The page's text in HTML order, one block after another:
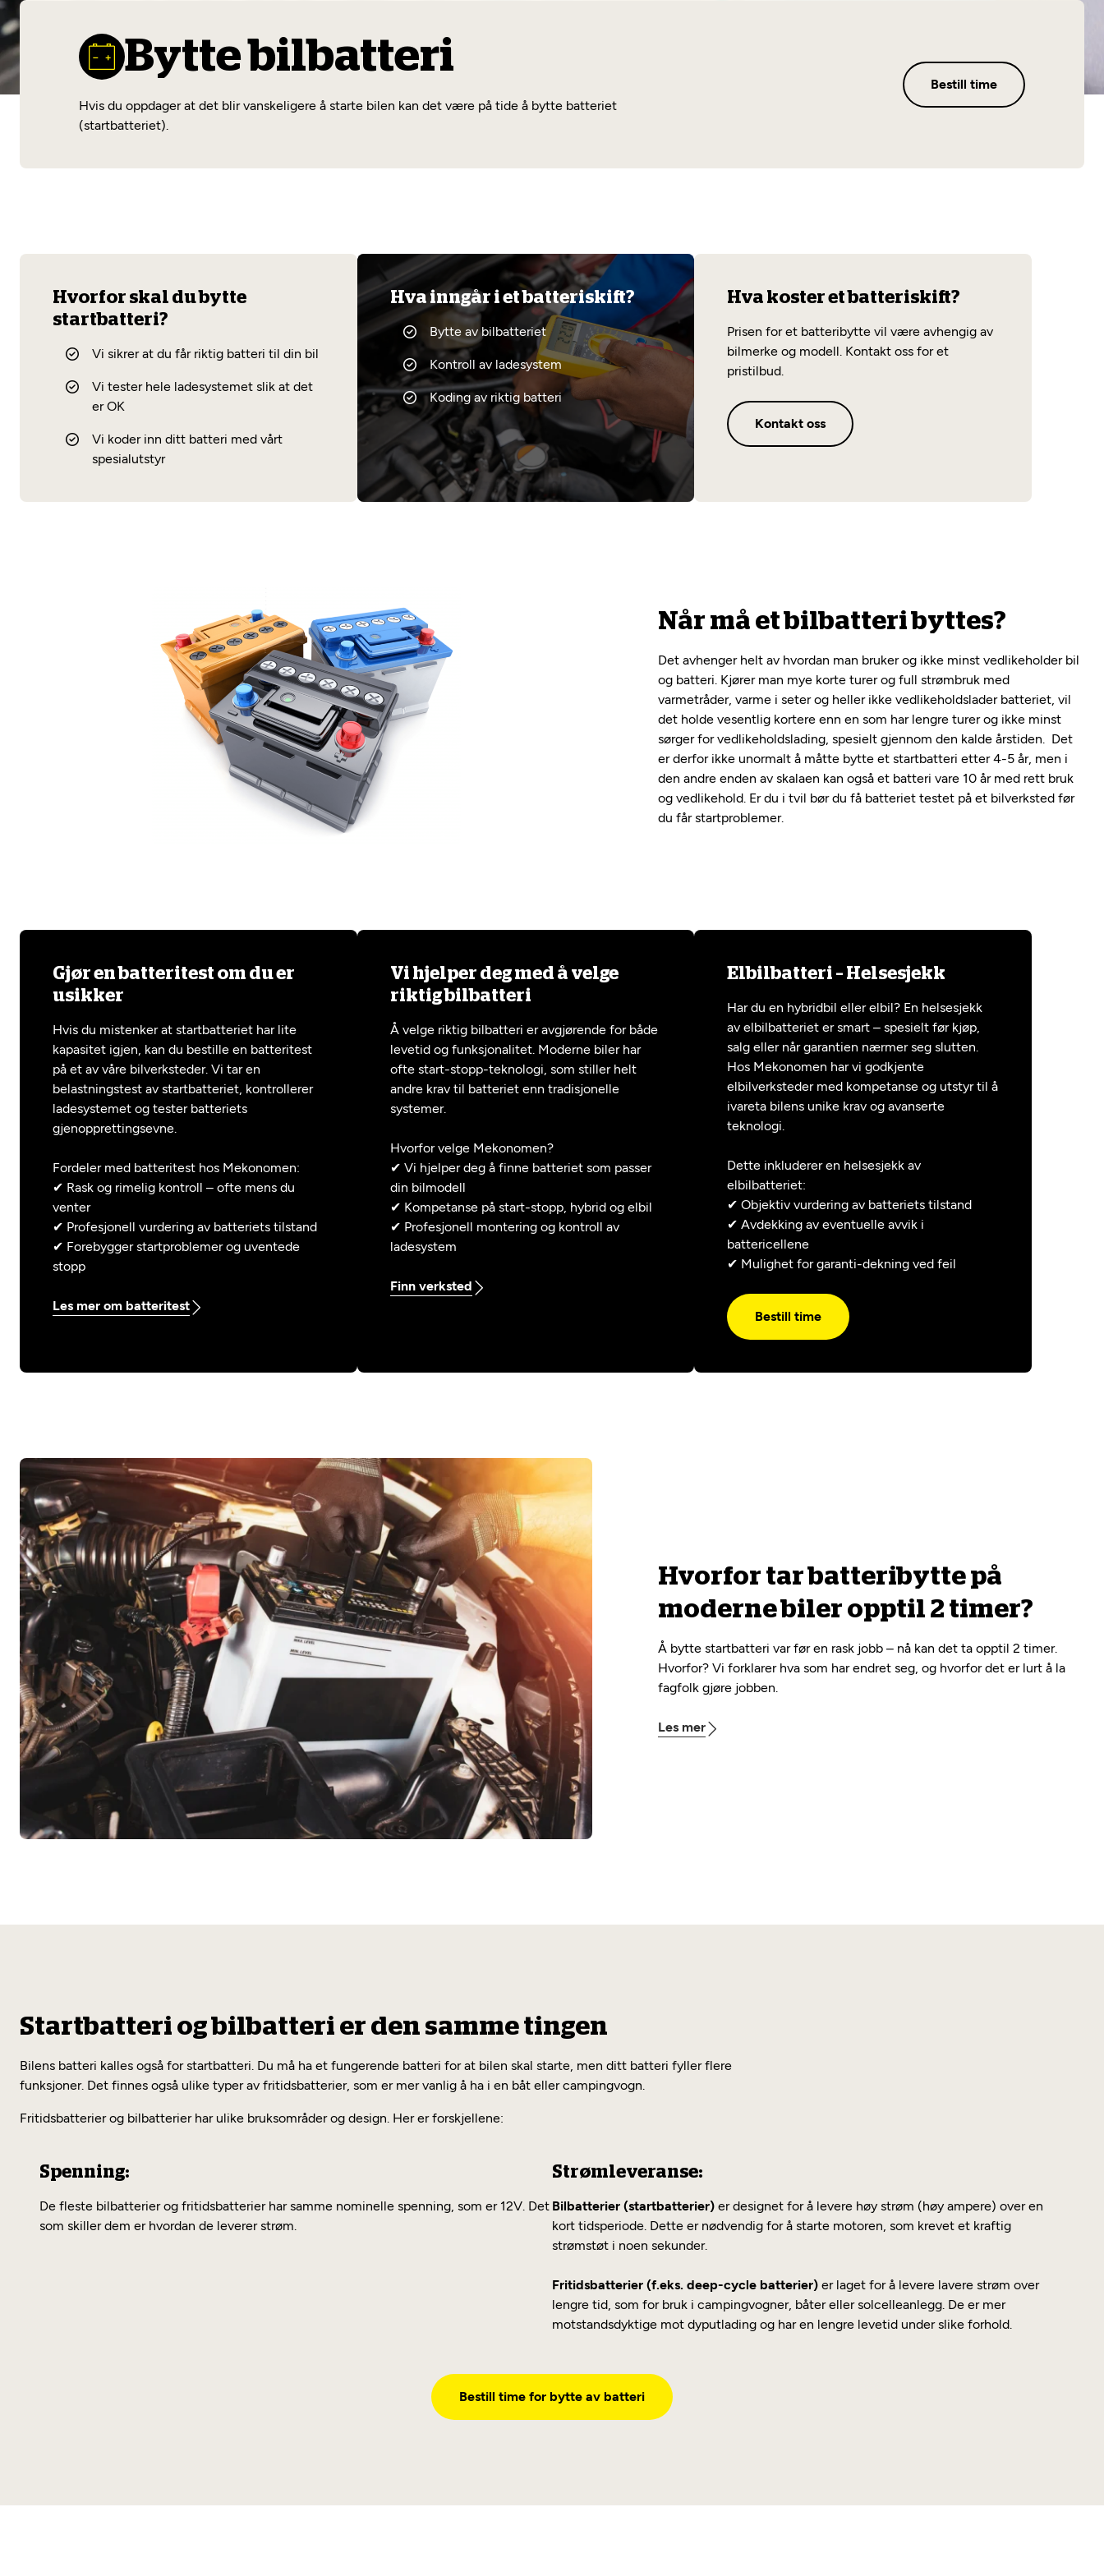
Bytte bilbatteri
Hvis du oppdager at det blir vanskeligere å starte bilen kan det være på tide å bytte batteriet
(startbatteriet).
Bestill time
Hvorfor skal du bytte
startbatteri?
Vi sikrer at du får riktig batteri til din bil
Vi tester hele ladesystemet slik at det
er OK
Vi koder inn ditt batteri med vårt
spesialutstyr
Hva inngår i et batteriskift?
Bytte av bilbatteriet
Kontroll av ladesystem
Koding av riktig batteri
Hva koster et batteriskift?
Prisen for et batteribytte vil være avhengig av
bilmerke og modell. Kontakt oss for et
pristilbud.
Kontakt oss
Når må et bilbatteri byttes?
Det avhenger helt av hvordan man bruker og ikke minst vedlikeholder bil
og batteri. Kjører man mye korte turer og full strømbruk med
varmetråder, varme i seter og heller ikke vedlikeholdslader batteriet, vil
det holde vesentlig kortere enn en som har lengre turer og ikke minst
sørger for vedlikeholdslading, spesielt gjennom den kalde årstiden. Det
er derfor ikke unormalt å måtte bytte et startbatteri etter 4-5 år, men i
den andre enden av skalaen kan også et batteri vare 10 år med rett bruk
og vedlikehold. Er du i tvil bør du få batteriet testet på et bilverksted før
du får startproblemer.
Gjør en batteritest om du er
usikker
Hvis du mistenker at startbatteriet har lite
kapasitet igjen, kan du bestille en batteritest
på et av våre bilverksteder. Vi tar en
belastningstest av startbatteriet, kontrollerer
ladesystemet og tester batteriets
gjenopprettingsevne.
Fordeler med batteritest hos Mekonomen:
✔ Rask og rimelig kontroll – ofte mens du
venter
✔ Profesjonell vurdering av batteriets tilstand
✔ Forebygger startproblemer og uventede
stopp
Les mer om batteritest
Vi hjelper deg med å velge
riktig bilbatteri
Å velge riktig bilbatteri er avgjørende for både
levetid og funksjonalitet. Moderne biler har
ofte start-stopp-teknologi, som stiller helt
andre krav til batteriet enn tradisjonelle
systemer.
Hvorfor velge Mekonomen?
✔ Vi hjelper deg å finne batteriet som passer
din bilmodell
✔ Kompetanse på start-stopp, hybrid og elbil
✔ Profesjonell montering og kontroll av
ladesystem
Finn verksted
Elbilbatteri – Helsesjekk
Har du en hybridbil eller elbil? En helsesjekk
av elbilbatteriet er smart – spesielt før kjøp,
salg eller når garantien nærmer seg slutten.
Hos Mekonomen har vi godkjente
elbilverksteder med kompetanse og utstyr til å
ivareta bilens unike krav og avanserte
teknologi.
Dette inkluderer en helsesjekk av
elbilbatteriet:
✔ Objektiv vurdering av batteriets tilstand
✔ Avdekking av eventuelle avvik i
battericellene
✔ Mulighet for garanti-dekning ved feil
Bestill time
Hvorfor tar batteribytte på
moderne biler opptil 2 timer?
Å bytte startbatteri var før en rask jobb – nå kan det ta opptil 2 timer.
Hvorfor? Vi forklarer hva som har endret seg, og hvorfor det er lurt å la
fagfolk gjøre jobben.
Les mer
Startbatteri og bilbatteri er den samme tingen
Bilens batteri kalles også for startbatteri. Du må ha et fungerende batteri for at bilen skal starte, men ditt batteri fyller flere
funksjoner. Det finnes også ulike typer av fritidsbatterier, som er mer vanlig å ha i en båt eller campingvogn.
Fritidsbatterier og bilbatterier har ulike bruksområder og design. Her er forskjellene:
Spenning:
De fleste bilbatterier og fritidsbatterier har samme nominelle spenning, som er 12V. Det
som skiller dem er hvordan de leverer strøm.
Strømleveranse:
Bilbatterier (startbatterier) er designet for å levere høy strøm (høy ampere) over en
kort tidsperiode. Dette er nødvendig for å starte motoren, som krevet et kraftig
strømstøt i noen sekunder.
Fritidsbatterier (f.eks. deep-cycle batterier) er laget for å levere lavere strøm over
lengre tid, som for bruk i campingvogner, båter eller solcelleanlegg. De er mer
motstandsdyktige mot dyputlading og har en lengre levetid under slike forhold.
Bestill time for bytte av batteri